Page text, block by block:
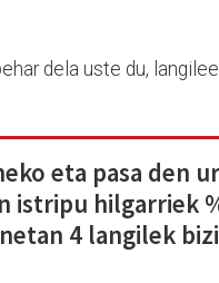
dela uste du,
eta pasa den
istripu hilgarriek
4 langilek